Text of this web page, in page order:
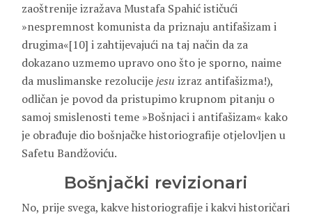
zaoštrenije izražava Mustafa Spahić ističući
»nespremnost komunista da priznaju antifašizam i
drugima«[10] i zahtijevajući na taj način da za
dokazano uzmemo upravo ono što je sporno, naime
da muslimanske rezolucijejesu izraz antifašizma!),
odličan je povod da pristupimo krupnom pitanju o
samoj smislenosti teme »Bošnjaci i antifašizam« kako
je obrađuje dio bošnjačke historiografije otjelovljen u
Safetu Bandžoviću.
Bošnjački revizionari
No, prije svega, kakve historiografije i kakvi historičari